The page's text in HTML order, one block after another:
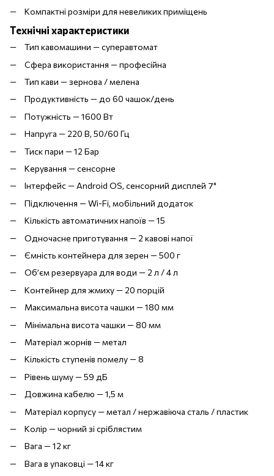
Компактні розміри для невеликих приміщень
Технічні характеристики
Тип кавомашини — суперавтомат
Сфера використання — професійна
Тип кави — зернова / мелена
Продуктивність — до 60 чашок/день
Потужність — 1600 Вт
Напруга — 220 В, 50/60 Гц
Тиск пари — 12 Бар
Керування — сенсорне
Інтерфейс — Android OS, сенсорний дисплей 7"
Підключення — Wi-Fi, мобільний додаток
Кількість автоматичних напоїв — 15
Одночасне приготування — 2 кавові напої
Ємність контейнера для зерен — 500 г
Об’єм резервуара для води — 2 л / 4 л
Контейнер для жмиху — 20 порцій
Максимальна висота чашки — 180 мм
Мінімальна висота чашки — 80 мм
Матеріал жорнів — метал
Кількість ступенів помелу — 8
Рівень шуму — 59 дБ
Довжина кабелю — 1,5 м
Матеріал корпусу — метал / нержавіюча сталь / пластик
Колір — чорний зі сріблястим
Вага — 12 кг
Вага в упаковці — 14 кг